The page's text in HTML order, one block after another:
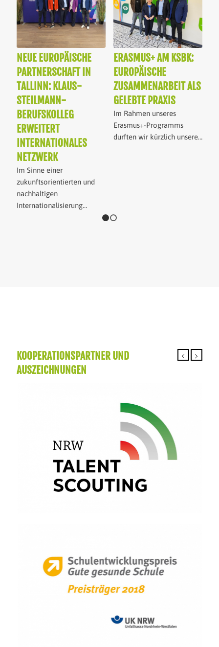
NEUE EUROPÄISCHE
PARTNERSCHAFT IN
TALLINN: KLAUS-
STEILMANN-
BERUFSKOLLEG
ERWEITERT
INTERNATIONALES
NETZWERK
Im Sinne einer
zukunftsorientierten und
nachhaltigen
Internationalisierung…
ERASMUS+ AM KSBK:
EUROPÄISCHE
ZUSAMMENARBEIT ALS
GELEBTE PRAXIS
Im Rahmen unseres
Erasmus+-Programms
durften wir kürzlich unsere…
KOOPERATIONSPARTNER UND
AUSZEICHNUNGEN